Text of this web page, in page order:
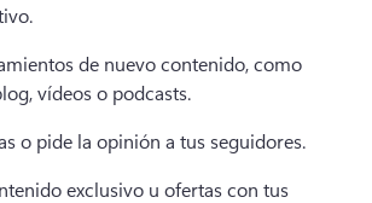
de nuevo contenido, como
vídeos o podcasts.
o pide la opinión a tus seguidores.
exclusivo u ofertas con tus